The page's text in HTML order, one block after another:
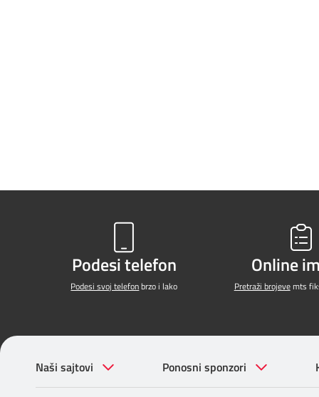
Podesi telefon
Podesi svoj telefonbrzo i lako
Online
Pretraži brojevemts
Naši sajtovi Ponosni sponzori